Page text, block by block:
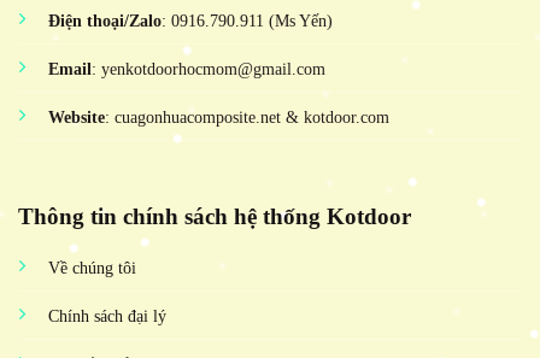
Điện thoại/Zalo: 0916.790.911 (Ms Yến)
Email: yenkotdoorhocmom@gmail.com
Website: cuagonhuacomposite.net & kotdoor.com
Thông tin chính sách hệ thống Kotdoor
Về chúng tôi
Chính sách đại lý